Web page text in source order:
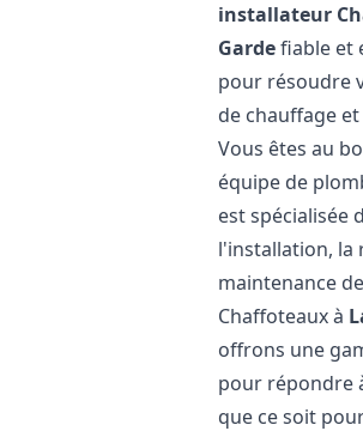
installateur
Gardefiable et
pour résoudre
de chauffage
Vous êtes au
équipe de
est spécialisée
l'installation, la
maintenance
Chaffoteaux à
offrons une
pour répondre
que ce soit